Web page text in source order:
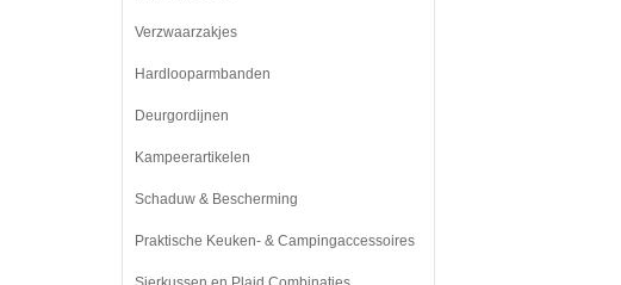
Verzwaarzakjes
Hardlooparmbanden
Deurgordijnen
Kampeerartikelen
Schaduw & Bescherming
Praktische Keuken- & Campingaccessoires